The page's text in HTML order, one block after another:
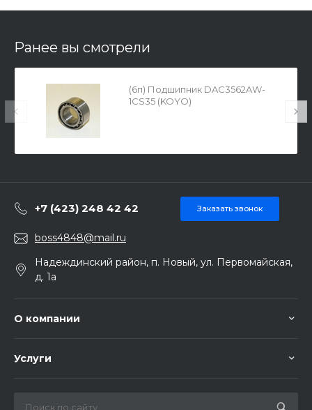
Ранее вы смотрели
(6п) Подшипник DAC3562AW-
1CS35 (KOYO)
+7 (423) 248 42 42 Заказать звонок
boss4848@mail.ru
Надеждинский район, п. Новый, ул. Первомайская,
д. 1а
О компании
Услуги